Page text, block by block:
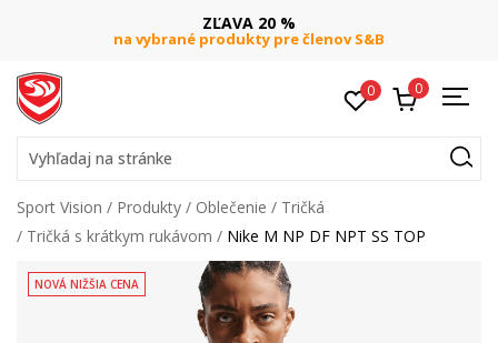
ZĽAVA 20 %
na vybrané produkty pre členov S&B
0 0
Vyhľadaj na stránke
Sport Vision Produkty Oblečenie
Tričká
Tričká s krátkym rukávom
Nike M NP DF NPT SS TOP
NOVÁ NIŽŠIA CENA